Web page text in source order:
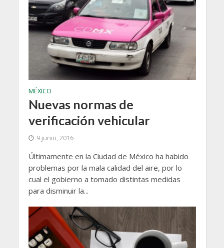
MÉXICO
Nuevas normas de
verificación vehicular
9 junio, 2016
Últimamente en la Ciudad de México ha habido
problemas por la mala calidad del aire, por lo
cual el gobierno a tomado distintas medidas
para disminuir la...